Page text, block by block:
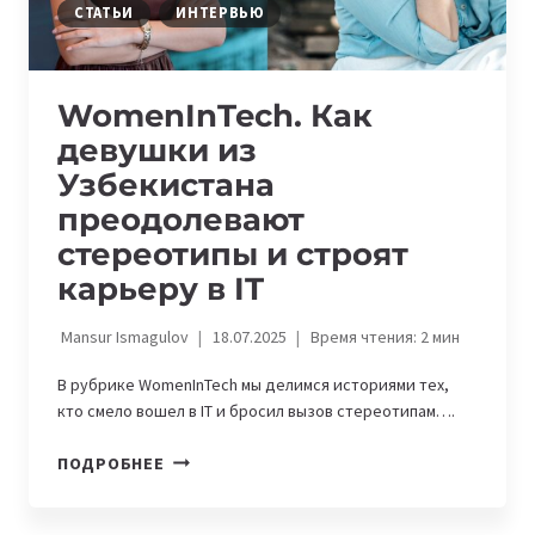
В
IT
СТАТЬИ ИНТЕРВЬЮ
WomenInTech. Как
девушки из
Узбекистана
преодолевают
стереотипы и строят
карьеру в IT
Mansur Ismagulov 18.07.2025 Время чтения: 2мин
В рубрике WomenInTech мы делимся историями тех,
кто смело вошел в IT и бросил вызов стереотипам….
ПОДРОБНЕЕ WOMENINTECH.